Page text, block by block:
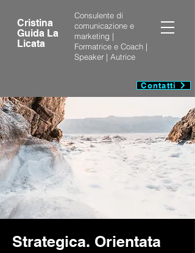
Cristina
Guida La
Licata
Consulente di
comunicazione e
marketing |
Formatrice e Coach |
Speaker | Autrice
Contatti
Strategica. Orientata